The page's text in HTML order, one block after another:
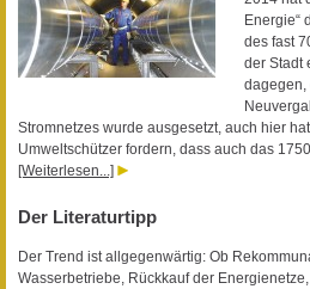
Energie“
des fast
der Stadt
dagegen,
Stromnetzes wurde ausgesetzt, auch hier
Umweltschützer fordern, dass auch das
[Weiterlesen...]
Der Literaturtipp
Der Trend ist allgegenwärtig: Ob
Wasserbetriebe, Rückkauf der